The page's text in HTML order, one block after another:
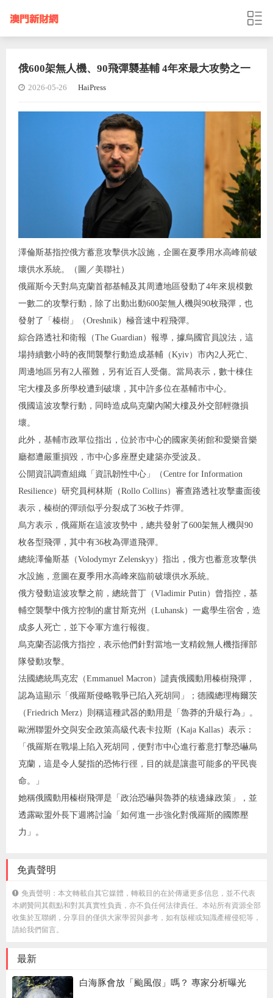
俄600架無人機、90飛彈襲基輔 4年來最大攻勢之一
2026-05-26 HaiPress
澤倫斯基指控俄方蓄意攻擊供水設施，企圖在夏季用水高峰前破
壞供水系統。（圖／美聯社）
俄羅斯今天對烏克蘭首都基輔及其周遭地區發動了4年來規模數
一數二的攻擊行動，除了出動出動600架無人機與90枚飛彈，也
發射了「榛樹」（Oreshnik）極音速中程飛彈。
綜合路透社和衛報（The Guardian）報導，據烏國官員說法，這
場持續數小時的夜間襲擊行動造成基輔（Kyiv）市內2人死亡、
周邊地區另有2人罹難，另有近百人受傷。當局表示，數十棟住
宅大樓及多所學校遭到破壞，其中許多位在基輔市中心。
俄國這波攻擊行動，同時造成烏克蘭內閣大樓及外交部輕微損
壞。
此外，基輔市政單位指出，位於市中心的國家美術館和愛樂音樂
廳都遭嚴重損毀，市中心多座歷史建築亦受波及。
公開資訊調查組織「資訊韌性中心」（Centre for Information
Resilience）研究員柯林斯（Rollo Collins）審查路透社攻擊畫面後
表示，榛樹的彈頭似乎分裂成了36枚子炸彈。
烏方表示，俄羅斯在這波攻勢中，總共發射了600架無人機與90
枚各型飛彈，其中有36枚為彈道飛彈。
總統澤倫斯基（Volodymyr Zelenskyy）指出，俄方也蓄意攻擊供
水設施，意圖在夏季用水高峰來臨前破壞供水系統。
俄方發動這波攻擊之前，總統普丁（Vladimir Putin）曾指控，基
輔空襲擊中俄方控制的盧甘斯克州（Luhansk）一處學生宿舍，造
成多人死亡，並下令軍方進行報復。
烏克蘭否認俄方指控，表示他們針對當地一支精銳無人機指揮部
隊發動攻擊。
法國總統馬克宏（Emmanuel Macron）譴責俄國動用榛樹飛彈，
認為這顯示「俄羅斯侵略戰爭已陷入死胡同」；德國總理梅爾茨
（Friedrich Merz）則稱這種武器的動用是「魯莽的升級行為」。
歐洲聯盟外交與安全政策高級代表卡拉斯（Kaja Kallas）表示：
「俄羅斯在戰場上陷入死胡同，便對市中心進行蓄意打擊恐嚇烏
克蘭，這是令人髮指的恐怖行徑，目的就是讓盡可能多的平民喪
命。」
她稱俄國動用榛樹飛彈是「政治恐嚇與魯莽的核邊緣政策」，並
透露歐盟外長下週將討論「如何進一步強化對俄羅斯的國際壓
力」。
免責聲明
免責聲明：本文轉載自其它媒體，轉載目的在於傳遞更多信息，並不代表
本網贊同其觀點和對其真實性負責，亦不負任何法律責任。本站所有資源全部
收集於互聯網，分享目的僅供大家學習與參考，如有版權或知識產權侵犯等，
請給我們留言。
最新
白海豚會放「颱風假」嗎？ 專家分析曝光